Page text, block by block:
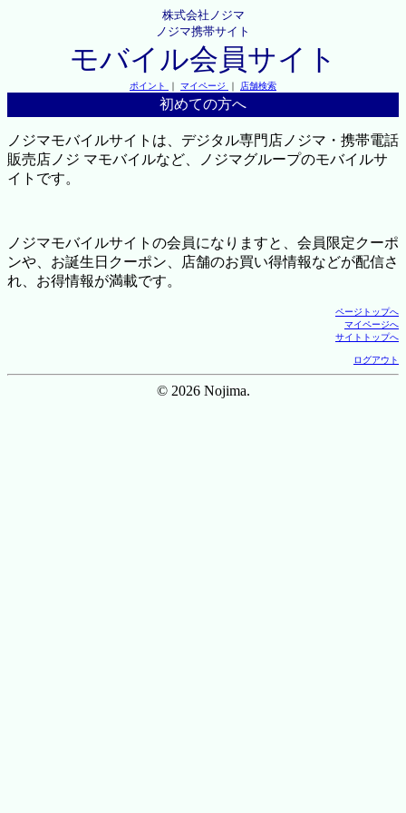
株式会社ノジマ
ノジマ携帯サイト
モバイル会員サイト
ポイント ｜ マイページ ｜ 店舗検索
初めての方へ
ノジマモバイルサイトは、デジタル専門店ノジマ・携帯電話
販売店ノジ マモバイルなど、ノジマグループのモバイルサ
イトです。
ノジマモバイルサイトの会員になりますと、会員限定クーポ
ンや、お誕生日クーポン、店舗のお買い得情報などが配信さ
れ、お得情報が満載です。
ページトップへ
マイページへ
サイトトップへ
ログアウト
© 2026 Nojima.